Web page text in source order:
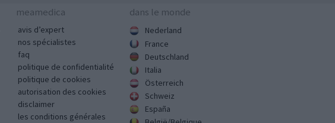
meamedica
avis d’expert
nos spécialistes
faq
politique de confidentialité
politique de cookies
autorisation des cookies
disclaimer
les conditions générales
dans le monde
Nederland
France
Deutschland
Italia
Österreich
Schweiz
España